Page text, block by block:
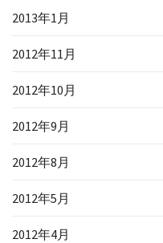
2013年1月
2012年11月
2012年10月
2012年9月
2012年8月
2012年5月
2012年4月